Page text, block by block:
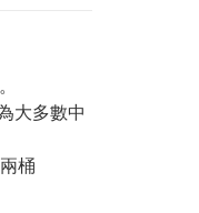
大多數中
桶